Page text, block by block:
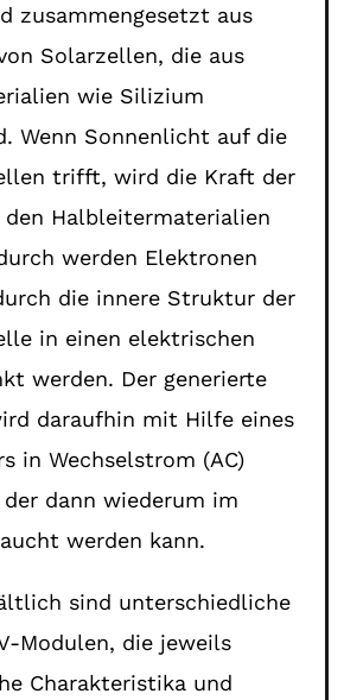
zusammengesetzt aus
Solarzellen, die aus
wie Silizium
Wenn Sonnenlicht auf die
trifft, wird die Kraft der
Halbleitermaterialien
werden Elektronen
die innere Struktur der
in einen elektrischen
werden. Der generierte
daraufhin mit Hilfe eines
in Wechselstrom (AC)
dann wiederum im
werden kann.
sind unterschiedliche
Modulen, die jeweils
Charakteristika und